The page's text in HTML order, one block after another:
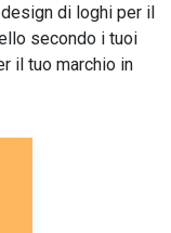
di loghi per il
secondo i tuoi
il tuo marchio in